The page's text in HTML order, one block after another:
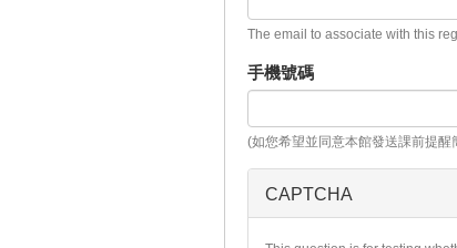
The email to associate with this
手機號碼
(如您希望並同意本館發送課前提
CAPTCHA